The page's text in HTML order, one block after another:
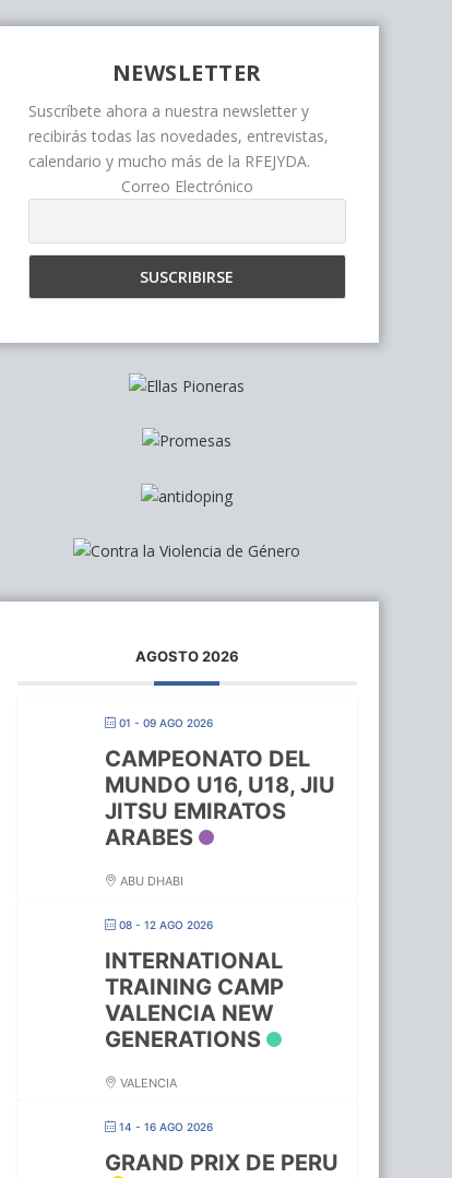
NEWSLETTER
Suscríbete ahora a nuestra newsletter y
recibirás todas las novedades, entrevistas,
calendario y mucho más de la RFEJYDA.
Correo Electrónico
AGOSTO 2026
01 - 09 AGO 2026
CAMPEONATO DEL
MUNDO U16, U18, JIU
JITSU EMIRATOS
ARABES
ABU DHABI
08 - 12 AGO 2026
INTERNATIONAL
TRAINING CAMP
VALENCIA NEW
GENERATIONS
VALENCIA
14 - 16 AGO 2026
GRAND PRIX DE PERU